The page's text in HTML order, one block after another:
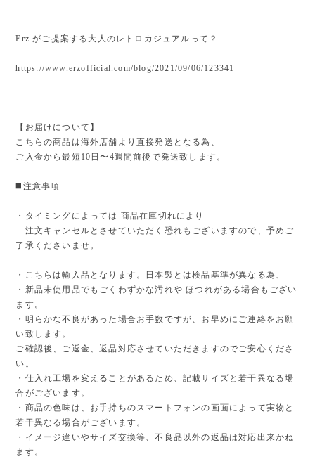
Erz.がご提案する大人のレトロカジュアルって？
https://www.erzofficial.com/blog/2021/09/06/123341
【お届けについて】
こちらの商品は海外店舗より直接発送となる為、
ご入金から最短10日〜4週間前後で発送致します。
◼️注意事項
・タイミングによっては 商品在庫切れにより
注文キャンセルとさせていただく恐れもございますので、予めご
了承くださいませ。
・こちらは輸入品となります。日本製とは検品基準が異なる為、
・新品未使用品でもごくわずかな汚れや ほつれがある場合もござい
ます。
・明らかな不良があった場合お手数ですが、お早めにご連絡をお願
い致します。
ご確認後、ご返金、返品対応させていただきますのでご安心くださ
い。
・仕入れ工場を変えることがあるため、記載サイズと若干異なる場
合がございます。
・商品の色味は、お手持ちのスマートフォンの画面によって実物と
若干異なる場合がございます。
・イメージ違いやサイズ交換等、不良品以外の返品は対応出来かね
ます。